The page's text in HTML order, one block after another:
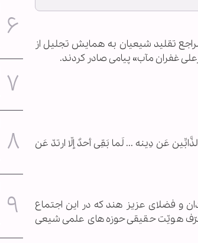
مراجع تقلید شیعیان به همایش تجلیل از
غفران مآب» پیامی صادر کردند.
عَن دِینه ... لَما بَقِی أحدٌ إلّا ارتدّ عَن
و فضلای عزیز هند که در این اجتماع
معرّف هويّت حقیقی حوزه‌های علمی شیعی